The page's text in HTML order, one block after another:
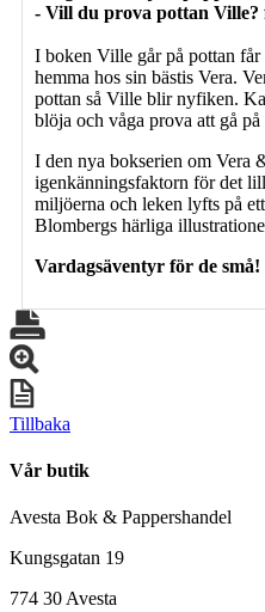
- Vill du prova pottan Ville?
I boken Ville går på pottan
hemma hos sin bästis Vera.
pottan så Ville blir nyfiken.
blöja och våga prova att gå
I den nya bokserien om Vera
igenkänningsfaktorn för det
miljöerna och leken lyfts på
Blombergs härliga
Vardagsäventyr för de små!
Tillbaka
Vår butik
Avesta Bok & Pappershandel
Kungsgatan 19
774 30 Avesta